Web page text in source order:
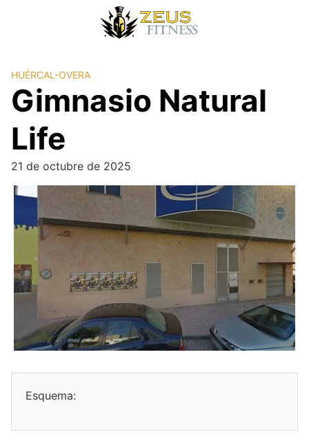
HUÉRCAL-OVERA
Gimnasio Natural
Life
21 de octubre de 2025
Esquema: